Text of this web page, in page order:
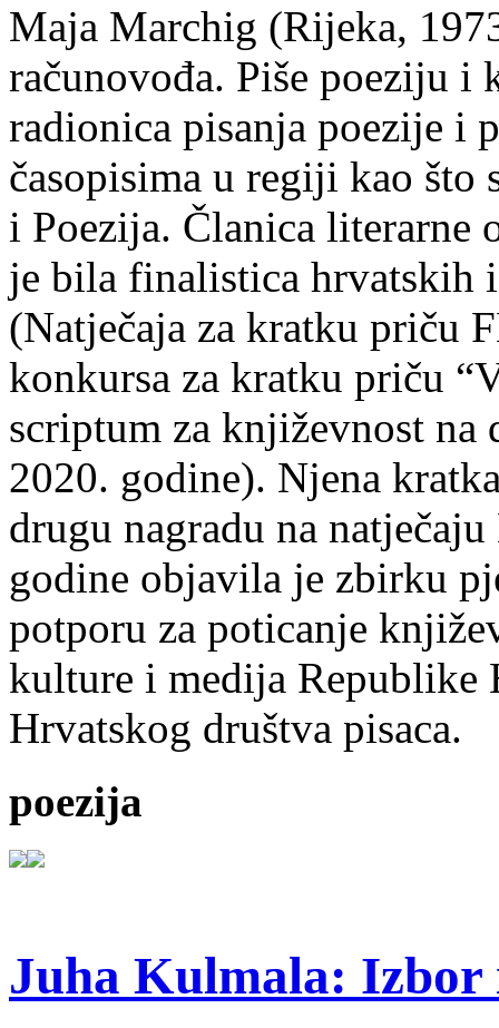
Maja Marchig (Rijeka,
računovođa. Piše poeziju i
radionica pisanja poezije i
časopisima u regiji kao što
i Poezija. Članica literarne
je bila finalistica hrvatskih
(Natječaja za kratku priču
konkursa za kratku priču
scriptum za književnost na
2020. godine). Njena
drugu nagradu na
godine objavila je zbirku
potporu za poticanje
kulture i medija Republike
Hrvatskog društva pisaca.
poezija
Juha Kulmala: Izbor